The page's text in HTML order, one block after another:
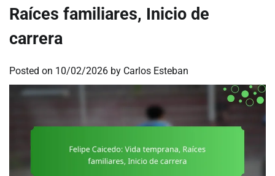
Raíces familiares, Inicio de
carrera
Posted on 10/02/2026 by Carlos Esteban